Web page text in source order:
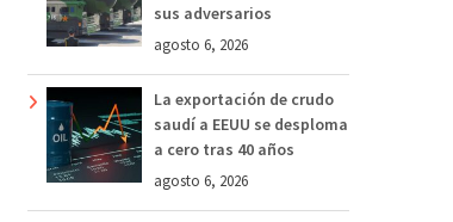
sus adversarios
agosto 6, 2026
La exportación de crudo
saudí a EEUU se desploma
a cero tras 40 años
agosto 6, 2026